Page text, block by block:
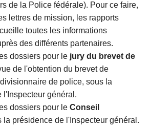
de la Police fédérale). Pour ce faire,
lettres de mission, les rapports
toutes les informations
des différents partenaires.
dossiers pour le jury du brevet de
de l'obtention du brevet de
de police, sous la
l'Inspecteur général.
dossiers pour le Conseil
la présidence de l'Inspecteur général.